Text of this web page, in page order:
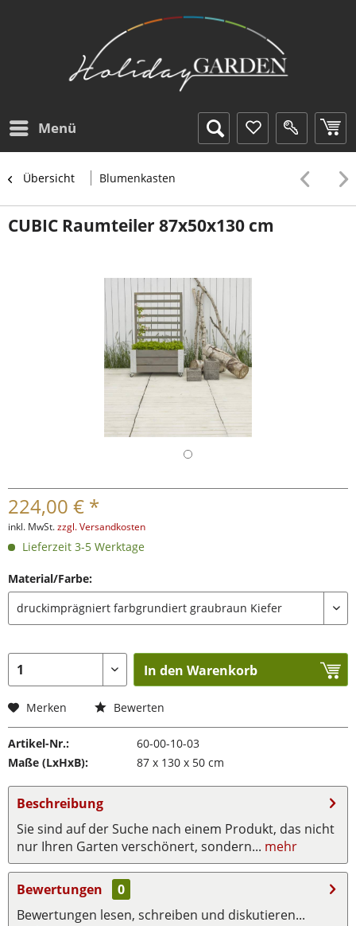
Menü
Übersicht Blumenkasten
CUBIC Raumteiler 87x50x130 cm
224,00 € *
inkl. MwSt.zzgl. Versandkosten
Lieferzeit 3-5 Werktage
Material/Farbe:
In den Warenkorb
Merken Bewerten
Artikel-Nr.:
60-00-10-03
Maße (LxHxB):
87 x 130 x 50 cm
Beschreibung
Sie sind auf der Suche nach einem Produkt, das nicht
nur Ihren Garten verschönert, sondern... mehr
Bewertungen
0
Bewertungen lesen, schreiben und diskutieren...